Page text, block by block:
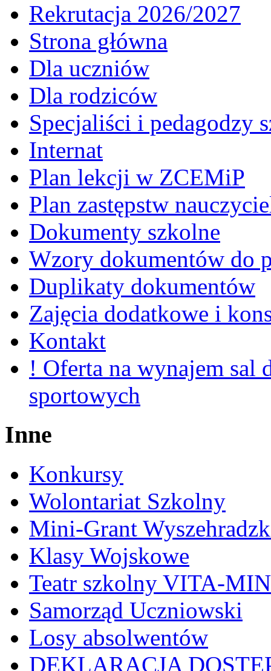
Rekrutacja 2026/2027
Strona główna
Dla uczniów
Dla rodziców
Specjaliści i pedagodzy
Internat
Plan lekcji w ZCEMiP
Plan zastępstw
Dokumenty szkolne
Wzory dokumentów do
Duplikaty dokumentów
Zajęcia dodatkowe i
Kontakt
! Oferta na wynajem
sportowych
Inne
Konkursy
Wolontariat Szkolny
Mini-Grant
Klasy Wojskowe
Teatr szkolny VITA-
Samorząd Uczniowski
Losy absolwentów
DEKLARACJA